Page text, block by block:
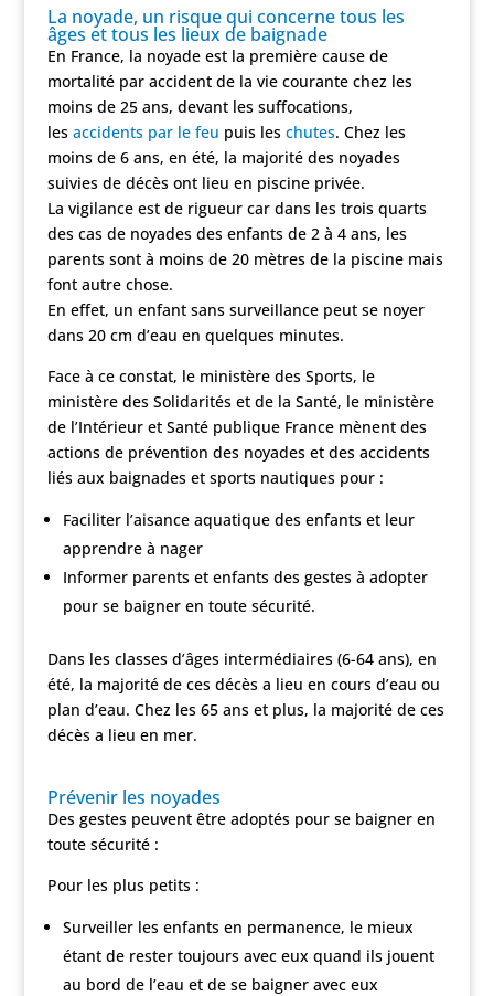
La noyade, un risque qui concerne tous les
âges et tous les lieux de baignade
En France, la noyade est la première cause de
mortalité par accident de la vie courante chez les
moins de 25 ans, devant les suffocations,
les accidents par le feu puis les chutes. Chez les
moins de 6 ans, en été, la majorité des noyades
suivies de décès ont lieu en piscine privée.
La vigilance est de rigueur car dans les trois quarts
des cas de noyades des enfants de 2 à 4 ans, les
parents sont à moins de 20 mètres de la piscine mais
font autre chose.
En effet, un enfant sans surveillance peut se noyer
dans 20 cm d’eau en quelques minutes.
Face à ce constat, le ministère des Sports, le
ministère des Solidarités et de la Santé, le ministère
de l’Intérieur et Santé publique France mènent des
actions de prévention des noyades et des accidents
liés aux baignades et sports nautiques pour :
Faciliter l’aisance aquatique des enfants et leur
apprendre à nager
Informer parents et enfants des gestes à adopter
pour se baigner en toute sécurité.
Dans les classes d’âges intermédiaires (6-64 ans), en
été, la majorité de ces décès a lieu en cours d’eau ou
plan d’eau. Chez les 65 ans et plus, la majorité de ces
décès a lieu en mer.
Prévenir les noyades
Des gestes peuvent être adoptés pour se baigner en
toute sécurité :
Pour les plus petits :
Surveiller les enfants en permanence, le mieux
étant de rester toujours avec eux quand ils jouent
au bord de l’eau et de se baigner avec eux